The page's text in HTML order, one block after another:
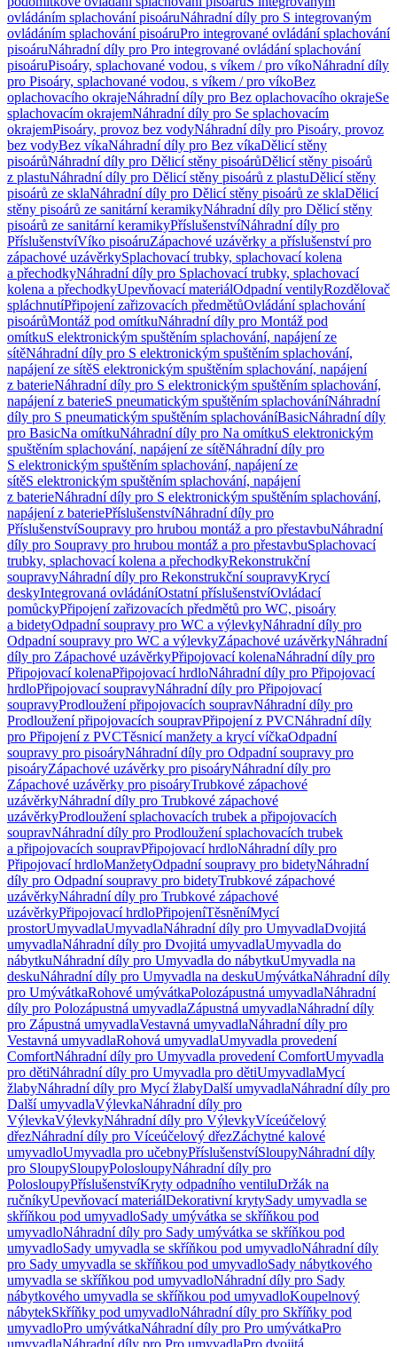
ovládáním splachování pisoáruNáhradní díly pro S integrovaným
ovládáním splachování pisoáruPro integrované ovládání splachování
pisoáruNáhradní díly pro Pro integrované ovládání splachování
pisoáruPisoáry, splachované vodou, s víkem / pro víkoNáhradní díly
pro Pisoáry, splachované vodou, s víkem / pro víkoBez
oplachovacího okrajeNáhradní díly pro Bez oplachovacího okrajeSe
splachovacím okrajemNáhradní díly pro Se splachovacím
okrajemPisoáry, provoz bez vodyNáhradní díly pro Pisoáry, provoz
bez vodyBez víkaNáhradní díly pro Bez víkaDělicí stěny
pisoárůNáhradní díly pro Dělicí stěny pisoárůDělicí stěny pisoárů
z plastuNáhradní díly pro Dělicí stěny pisoárů z plastuDělicí stěny
pisoárů ze sklaNáhradní díly pro Dělicí stěny pisoárů ze sklaDělicí
stěny pisoárů ze sanitární keramikyNáhradní díly pro Dělicí stěny
pisoárů ze sanitární keramikyPříslušenstvíNáhradní díly pro
PříslušenstvíVíko pisoáruZápachové uzávěrky a příslušenství pro
zápachové uzávěrkySplachovací trubky, splachovací kolena
a přechodkyNáhradní díly pro Splachovací trubky, splachovací
kolena a přechodkyUpevňovací materiálOdpadní ventilyRozdělovač
spláchnutíPřipojení zařizovacích předmětůOvládání splachování
pisoárůMontáž pod omítkuNáhradní díly pro Montáž pod
omítkuS elektronickým spuštěním splachování, napájení ze
sítěNáhradní díly pro S elektronickým spuštěním splachování,
napájení ze sítěS elektronickým spuštěním splachování, napájení
z baterieNáhradní díly pro S elektronickým spuštěním splachování,
napájení z baterieS pneumatickým spuštěním splachováníNáhradní
díly pro S pneumatickým spuštěním splachováníBasicNáhradní díly
pro BasicNa omítkuNáhradní díly pro Na omítkuS elektronickým
spuštěním splachování, napájení ze sítěNáhradní díly pro
S elektronickým spuštěním splachování, napájení ze
sítěS elektronickým spuštěním splachování, napájení
z baterieNáhradní díly pro S elektronickým spuštěním splachování,
napájení z bateriePříslušenstvíNáhradní díly pro
PříslušenstvíSoupravy pro hrubou montáž a pro přestavbuNáhradní
díly pro Soupravy pro hrubou montáž a pro přestavbuSplachovací
trubky, splachovací kolena a přechodkyRekonstrukční
soupravyNáhradní díly pro Rekonstrukční soupravyKrycí
deskyIntegrovaná ovládáníOstatní příslušenstvíOvládací
pomůckyPřipojení zařizovacích předmětů pro WC, pisoáry
a bidetyOdpadní soupravy pro WC a výlevkyNáhradní díly pro
Odpadní soupravy pro WC a výlevkyZápachové uzávěrkyNáhradní
díly pro Zápachové uzávěrkyPřipojovací kolenaNáhradní díly pro
Připojovací kolenaPřipojovací hrdloNáhradní díly pro Připojovací
hrdloPřipojovací soupravyNáhradní díly pro Připojovací
soupravyProdloužení připojovacích soupravNáhradní díly pro
Prodloužení připojovacích soupravPřipojení z PVCNáhradní díly
pro Připojení z PVCTěsnicí manžety a krycí víčkaOdpadní
soupravy pro pisoáryNáhradní díly pro Odpadní soupravy pro
pisoáryZápachové uzávěrky pro pisoáryNáhradní díly pro
Zápachové uzávěrky pro pisoáryTrubkové zápachové
uzávěrkyNáhradní díly pro Trubkové zápachové
uzávěrkyProdloužení splachovacích trubek a připojovacích
soupravNáhradní díly pro Prodloužení splachovacích trubek
a připojovacích soupravPřipojovací hrdloNáhradní díly pro
Připojovací hrdloManžetyOdpadní soupravy pro bidetyNáhradní
díly pro Odpadní soupravy pro bidetyTrubkové zápachové
uzávěrkyNáhradní díly pro Trubkové zápachové
uzávěrkyPřipojovací hrdloPřipojeníTěsněníMycí
prostorUmyvadlaUmyvadlaNáhradní díly pro UmyvadlaDvojitá
umyvadlaNáhradní díly pro Dvojitá umyvadlaUmyvadla do
nábytkuNáhradní díly pro Umyvadla do nábytkuUmyvadla na
deskuNáhradní díly pro Umyvadla na deskuUmývátkaNáhradní díly
pro UmývátkaRohové umývátkaPolozápustná umyvadlaNáhradní
díly pro Polozápustná umyvadlaZápustná umyvadlaNáhradní díly
pro Zápustná umyvadlaVestavná umyvadlaNáhradní díly pro
Vestavná umyvadlaRohová umyvadlaUmyvadla provedení
ComfortNáhradní díly pro Umyvadla provedení ComfortUmyvadla
pro dětiNáhradní díly pro Umyvadla pro dětiUmyvadlaMycí
žlabyNáhradní díly pro Mycí žlabyDalší umyvadlaNáhradní díly pro
Další umyvadlaVýlevkaNáhradní díly pro
VýlevkaVýlevkyNáhradní díly pro VýlevkyVíceúčelový
dřezNáhradní díly pro Víceúčelový dřezZáchytné kalové
umyvadloUmyvadla pro učebnyPříslušenstvíSloupyNáhradní díly
pro SloupySloupyPolosloupyNáhradní díly pro
PolosloupyPříslušenstvíKryty odpadního ventiluDržák na
ručníkyUpevňovací materiálDekorativní krytySady umyvadla se
skříňkou pod umyvadloSady umývátka se skříňkou pod
umyvadloNáhradní díly pro Sady umývátka se skříňkou pod
umyvadloSady umyvadla se skříňkou pod umyvadloNáhradní díly
pro Sady umyvadla se skříňkou pod umyvadloSady nábytkového
umyvadla se skříňkou pod umyvadloNáhradní díly pro Sady
nábytkového umyvadla se skříňkou pod umyvadloKoupelnový
nábytekSkříňky pod umyvadloNáhradní díly pro Skříňky pod
umyvadloPro umývátkaNáhradní díly pro Pro umývátkaPro
umyvadlaNáhradní díly pro Pro umyvadlaPro dvojitá